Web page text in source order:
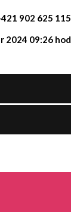
902 625 115
2024 09:26 hod